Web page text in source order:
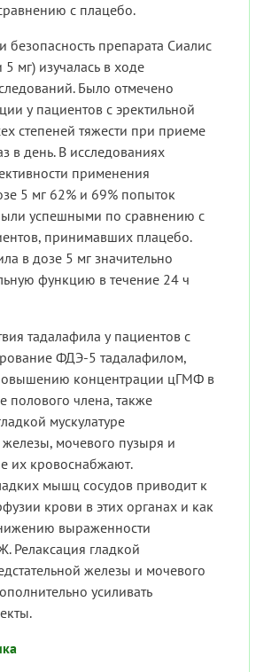
с плацебо.
безопасность препарата Сиалис
мг) изучалась в ходе
Было отмечено
у пациентов с эректильной
степеней тяжести при приеме
в день. В исследованиях
применения
5 мг 62% и 69% попыток
успешными по сравнению с
принимавших плацебо.
в дозе 5 мг значительно
функцию в течение 24 ч
тадалафила у пациентов с
ФДЭ-5 тадалафилом,
концентрации цГМФ в
полового члена, также
мускулатуре
железы, мочевого пузыря и
их кровоснабжают.
мышц сосудов приводит к
крови в этих органах и как
выраженности
Релаксация гладкой
железы и мочевого
усиливать